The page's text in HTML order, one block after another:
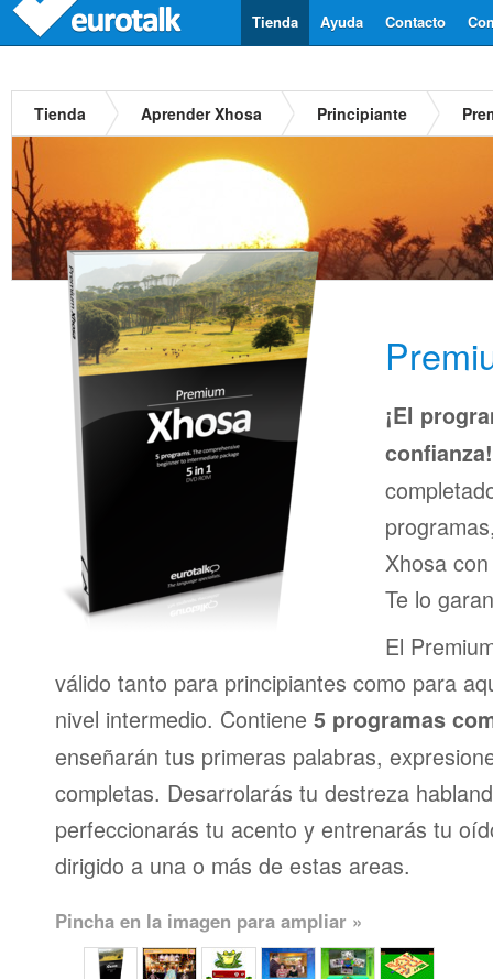
Contacto
Ayuda
Tienda
Tienda Aprender Xhosa Principiante
¡El
confianza!
Xhosa
Te lo
El
válido tanto para principiantes como para
nivel intermedio. Contiene 5 programas
enseñarán tus primeras palabras,
completas. Desarrolarás tu destreza
perfeccionarás tu acento y entrenarás tu
dirigido a una o más de estas areas.
Pincha en la imagen para ampliar »